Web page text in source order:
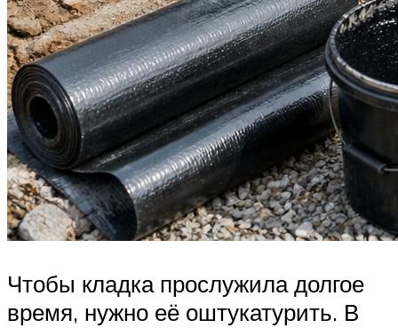
Чтобы кладка прослужила долгое
время, нужно её оштукатурить. В